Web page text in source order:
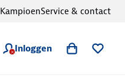
Inloggen
KampioenService & contact